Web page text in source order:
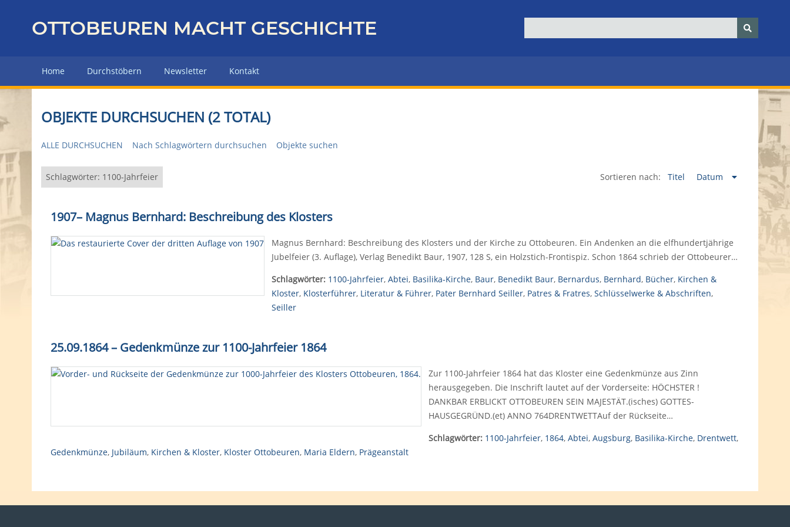
z
r
H
u
p
e
OTTOBEUREN MACHT GESCHICHTE
Home Durchstöbern Newsletter Kontakt
OBJEKTE DURCHSUCHEN (2 TOTAL)
ALLE DURCHSUCHEN Nach Schlagwörtern durchsuchen Objekte suchen
Schlagwörter: 1100-Jahrfeier Sortieren nach: Titel Datum
1907–Magnus Bernhard: Beschreibung des Klosters
Magnus Bernhard: Beschreibung des Klosters und der Kirche zu Ottobeuren. Ein Andenken an die elfhundertjährige
Jubelfeier (3. Auflage), Verlag Benedikt Baur, 1907, 128 S, ein Holzstich-Frontispiz. Schon 1864 schrieb der Ottobeurer…
Schlagwörter: 1100-Jahrfeier, Abtei, Basilika-Kirche, Baur, Benedikt Baur, Bernardus, Bernhard, Bücher, Kirchen &
Kloster, Klosterführer, Literatur & Führer, Pater Bernhard Seiller, Patres & Fratres, Schlüsselwerke & Abschriften,
Seiller
25.09.1864 – Gedenkmünze zur 1100-Jahrfeier 1864
Zur 1100-Jahrfeier 1864 hat das Kloster eine Gedenkmünze aus Zinn
herausgegeben. Die Inschrift lautet auf der Vorderseite: HÖCHSTER !
DANKBAR ERBLICKT OTTOBEUREN SEIN MAJESTÄT.(isches) GOTTES-
HAUSGEGRÜND.(et) ANNO 764DRENTWETTAuf der Rückseite…
Schlagwörter: 1100-Jahrfeier, 1864, Abtei, Augsburg, Basilika-Kirche, Drentwett,
Gedenkmünze, Jubiläum, Kirchen & Kloster, Kloster Ottobeuren, Maria Eldern, Prägeanstalt